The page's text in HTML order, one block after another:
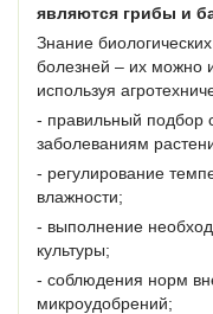
являются грибы и
Знание
болезней – их можно
используя
- правильный подбор
заболеваниям
- регулирование
влажности;
- выполнение
культуры;
- соблюдения норм
микроудобрений;